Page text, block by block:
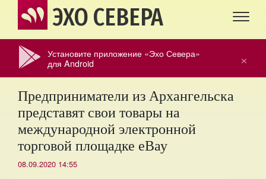
ЭХО СЕВЕРА
×
Установите приложение «Эхо Севера»
для Android
Предприниматели из Архангельска
представят свои товары на
международной электронной
торговой площадке еВау
08.09.2020 14:55